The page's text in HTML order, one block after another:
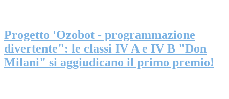
Progetto 'Ozobot - programmazione
divertente": le classi IV A e IV B "Don
Milani" si aggiudicano il primo premio!